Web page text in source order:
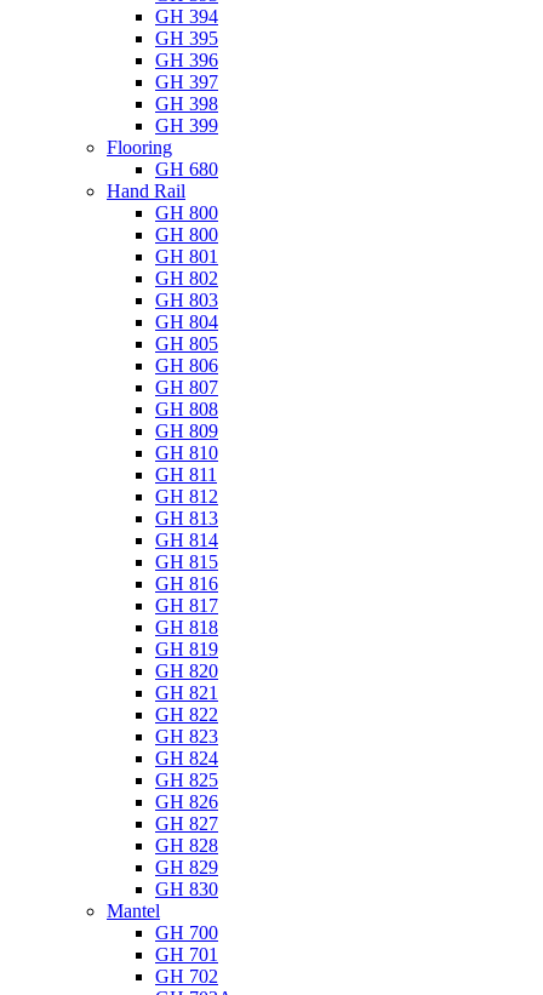
GH 394
GH 395
GH 396
GH 397
GH 398
GH 399
Flooring
GH 680
Hand Rail
GH 800
GH 800
GH 801
GH 802
GH 803
GH 804
GH 805
GH 806
GH 807
GH 808
GH 809
GH 810
GH 811
GH 812
GH 813
GH 814
GH 815
GH 816
GH 817
GH 818
GH 819
GH 820
GH 821
GH 822
GH 823
GH 824
GH 825
GH 826
GH 827
GH 828
GH 829
GH 830
Mantel
GH 700
GH 701
GH 702